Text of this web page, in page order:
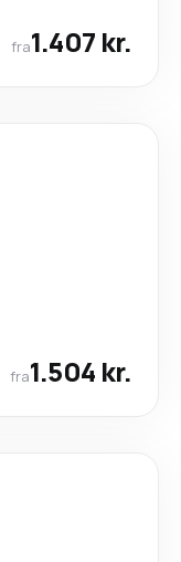
fra1.407 kr.
fra1.504 kr.